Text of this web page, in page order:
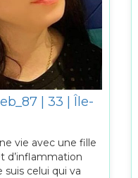
| 33 | Île-
vie avec une fille
d’inflammation
celui qui va